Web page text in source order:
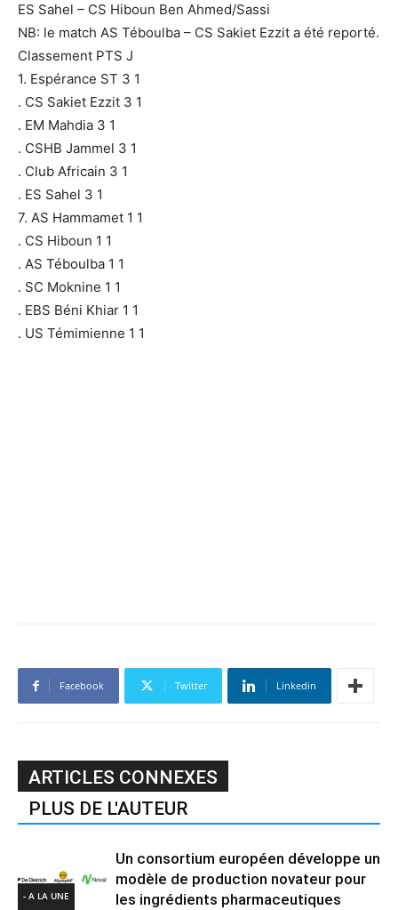
ES Sahel – CS Hiboun Ben Ahmed/Sassi
NB: le match AS Téboulba – CS Sakiet Ezzit a été reporté.
Classement PTS J
1. Espérance ST 3 1
. CS Sakiet Ezzit 3 1
. EM Mahdia 3 1
. CSHB Jammel 3 1
. Club Africain 3 1
. ES Sahel 3 1
7. AS Hammamet 1 1
. CS Hiboun 1 1
. AS Téboulba 1 1
. SC Moknine 1 1
. EBS Béni Khiar 1 1
. US Témimienne 1 1
Facebook Twitter Linkedin
ARTICLES CONNEXES
PLUS DE L'AUTEUR
- A LA UNE
Un consortium européen développe un
modèle de production novateur pour
les ingrédients pharmaceutiques